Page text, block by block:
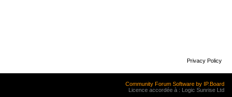
Privacy Policy
Community Forum Software by IP.Board
Licence accordée à : Logic Sunrise Ltd